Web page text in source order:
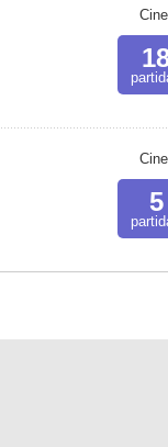
Cine
Cine
5